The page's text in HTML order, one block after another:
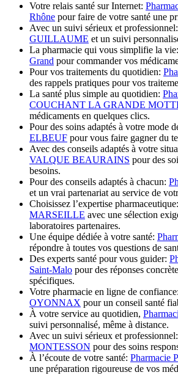
Votre relais santé sur Internet:
Rhône pour faire de votre santé une
Avec un suivi sérieux et professionnel:
GUILLAUME et un suivi
La pharmacie qui vous simplifie la vie:
Grand pour commander vos
Pour vos traitements du quotidien:
des rappels pratiques pour vos
La santé plus simple au quotidien:
COUCHANT LA GRANDE
médicaments en quelques clics.
Pour des soins adaptés à votre mode
ELBEUF pour vous faire gagner du
Avec des conseils adaptés à votre
VALQUE BEAURAINS pour des
besoins.
Pour des conseils adaptés à chacun:
et un vrai partenariat au service de
Choisissez l’expertise pharmaceutique:
MARSEILLE avec une sélection
laboratoires partenaires.
Une équipe dédiée à votre santé:
répondre à toutes vos questions de
Des experts santé pour vous guider:
Saint-Malo pour des réponses
spécifiques.
Votre pharmacie en ligne de confiance:
OYONNAX pour un conseil santé
À votre service au quotidien,
suivi personnalisé, même à distance.
Avec un suivi sérieux et professionnel:
MONTESSON pour des soins
À l’écoute de votre santé: Pharmacie
une préparation rigoureuse de vos